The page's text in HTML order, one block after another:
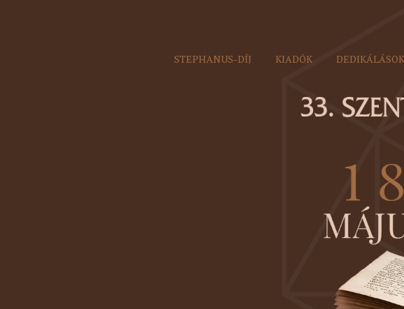
STEPHANUS-DÍJ KIADÓK DEDIKÁLÁSOK